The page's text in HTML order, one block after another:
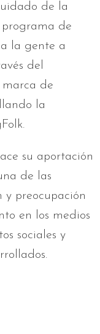
de la
de
la gente a
del
de
la
su aportación
de las
y preocupación
en los medios
sociales y